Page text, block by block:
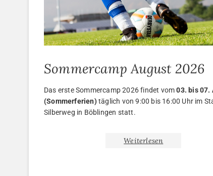
Sommercamp August 2026
Das erste Sommercamp 2026 findet vom03. bis 07.
(Sommerferien)täglich von 9:00 bis 16:00 Uhr im
Silberweg in Böblingen statt.
Weiterlesen